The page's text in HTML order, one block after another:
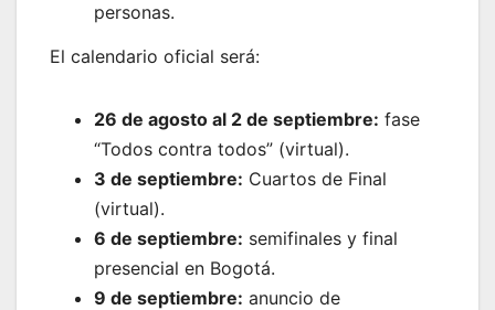
personas.
El calendario oficial será:
26 de agosto al 2 de septiembre: fase
“Todos contra todos” (virtual).
3 de septiembre: Cuartos de Final
(virtual).
6 de septiembre: semifinales y final
presencial en Bogotá.
9 de septiembre: anuncio de